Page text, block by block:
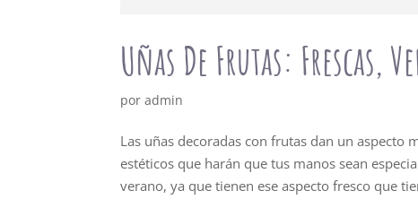
Uñas De Frutas: Frescas,
poradmin
Las uñas decoradas con frutas dan un aspecto
estéticos que harán que tus manos sean
verano, ya que tienen ese aspecto fresco que